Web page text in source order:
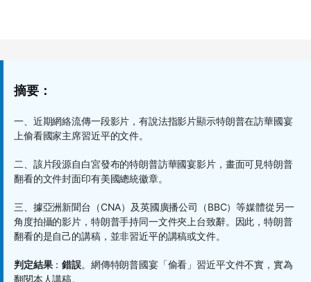
摘要：
一、近期網絡流傳一段影片，有說法指影片顯示特朗普在訪華國宴
上偷看國家主席習近平的文件。
二、該片段源自白宮發布的特朗普訪華國宴影片，畫面可見特朗普
翻看的文件封面印有美國總統徽章。
三、據亞洲新聞台（CNA）及英國廣播公司（BBC）等媒體從另一
角度拍攝的影片，特朗普手持同一文件夾上台致辭。因此，特朗普
翻看的是自己的講稿，並非習近平的講稿或文件。
判定結果：錯誤。網傳特朗普國宴「偷看」習近平文件不實，實為
翻閱本人講稿。